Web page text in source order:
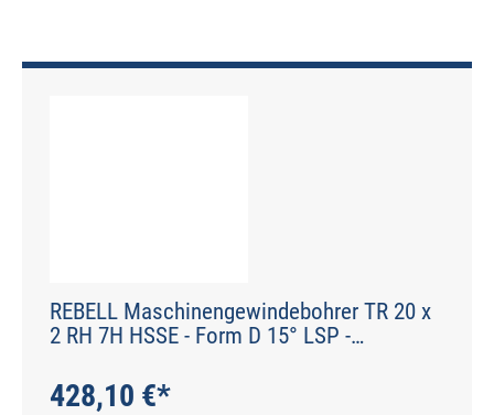
REBELL Maschinengewindebohrer TR 20 x
2 RH 7H HSSE - Form D 15° LSP -
428,10 €*